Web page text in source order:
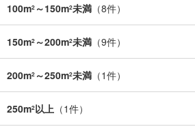
100m2 ～150m2未満 （8件）
150m2 ～200m2未満 （9件）
200m2 ～250m2未満 （1件）
250m2以上 （1件）